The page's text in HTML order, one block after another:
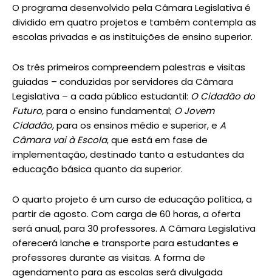
O programa desenvolvido pela Câmara Legislativa é
dividido em quatro projetos e também contempla as
escolas privadas e as instituições de ensino superior.
Os três primeiros compreendem palestras e visitas
guiadas – conduzidas por servidores da Câmara
Legislativa – a cada público estudantil: O Cidadão do
Futuro,para o ensino fundamental; O Jovem
Cidadão,para os ensinos médio e superior, e A
Câmara vai à Escola, que está em fase de
implementação, destinado tanto a estudantes da
educação básica quanto da superior.
O quarto projeto é um curso de educação política, a
partir de agosto. Com carga de 60 horas, a oferta
será anual, para 30 professores. A Câmara Legislativa
oferecerá lanche e transporte para estudantes e
professores durante as visitas. A forma de
agendamento para as escolas será divulgada